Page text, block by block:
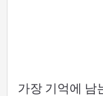
가장 기억에 남